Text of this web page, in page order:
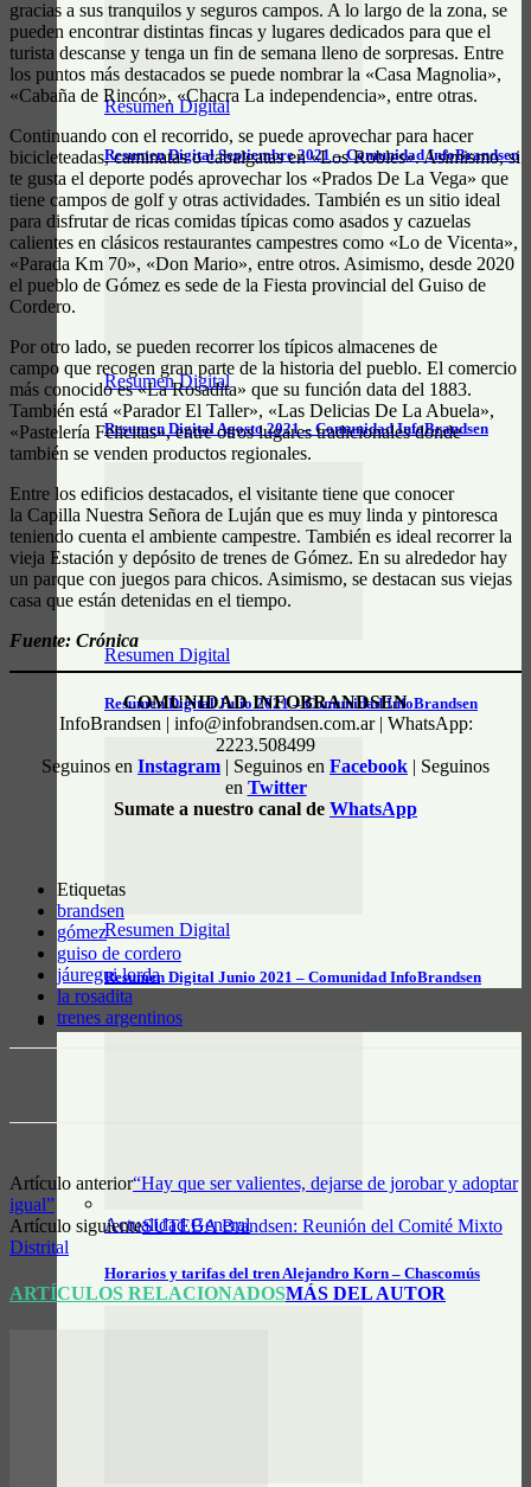
Resumen Digital
Resumen Digital Septiembre 2021 – Comunidad InfoBrandsen
Resumen Digital
Resumen Digital Agosto 2021 – Comunidad InfoBrandsen
Resumen Digital
Resumen Digital Julio 2021 – Comunidad InfoBrandsen
Resumen Digital
Resumen Digital Junio 2021 – Comunidad InfoBrandsen
DATOS ÚTILES
Actualidad General
Horarios y tarifas del tren Alejandro Korn – Chascomús
gracias a sus tranquilos y seguros campos. A lo largo de la zona, se
pueden encontrar distintas fincas y lugares dedicados para que el
turista descanse y tenga un fin de semana lleno de sorpresas. Entre
los puntos más destacados se puede nombrar la «Casa Magnolia»,
«Cabaña de Rincón», «Chacra La independencia», entre otras.
Continuando con el recorrido, se puede aprovechar para hacer
bicicleteadas, caminatas o cabalgatas en «Los Robles». Asimismo, si
te gusta el deporte podés aprovechar los «Prados De La Vega» que
tiene campos de golf y otras actividades. También es un sitio ideal
para disfrutar de ricas comidas típicas como asados y cazuelas
calientes en clásicos restaurantes campestres como «Lo de Vicenta»,
«Parada Km 70», «Don Mario», entre otros. Asimismo, desde 2020
el pueblo de Gómez es sede de la Fiesta provincial del Guiso de
Cordero.
Por otro lado, se pueden recorrer los típicos almacenes de
campo que recogen gran parte de la historia del pueblo. El comercio
más conocido es «La Rosadita» que su función data del 1883.
También está «Parador El Taller», «Las Delicias De La Abuela»,
«Pastelería Felicitas», entre otros lugares tradicionales donde
también se venden productos regionales.
Entre los edificios destacados, el visitante tiene que conocer
la Capilla Nuestra Señora de Luján que es muy linda y pintoresca
teniendo cuenta el ambiente campestre. También es ideal recorrer la
vieja Estación y depósito de trenes de Gómez. En su alrededor hay
un parque con juegos para chicos. Asimismo, se destacan sus viejas
casa que están detenidas en el tiempo.
Fuente: Crónica
COMUNIDAD INFOBRANDSEN
InfoBrandsen | info@infobrandsen.com.ar | WhatsApp:
2223.508499
Seguinos en Instagram | Seguinos en Facebook | Seguinos
en Twitter
Sumate a nuestro canal de WhatsApp
Etiquetas
brandsen
gómez
guiso de cordero
jáuregui lorda
la rosadita
trenes argentinos
Artículo anterior“Hay que ser valientes, dejarse de jorobar y adoptar
igual”
Artículo siguienteSUTEBA Brandsen: Reunión del Comité Mixto
Distrital
ARTÍCULOS RELACIONADOSMÁS DEL AUTOR